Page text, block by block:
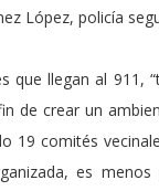
López, policía
que llegan al 911,
de crear un
19 comités
es